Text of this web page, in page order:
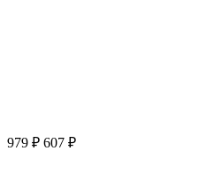
979 ₽ 607 ₽